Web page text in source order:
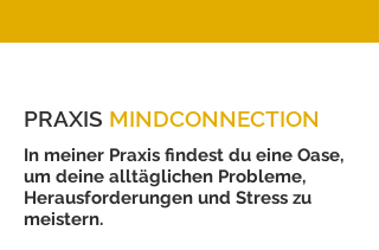
PRAXIS MINDCONNECTION
In meiner Praxis findest du eine Oase,
um deine alltäglichen Probleme,
Herausforderungen und Stress zu
meistern.